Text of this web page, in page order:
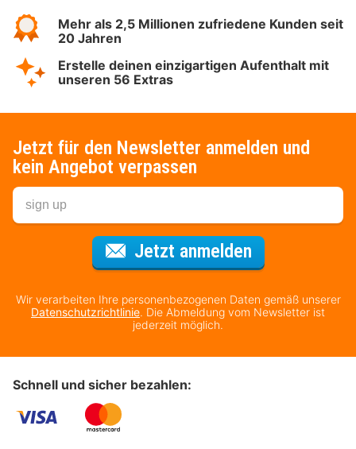
Mehr als 2,5 Millionen zufriedene Kunden seit
20 Jahren
Erstelle deinen einzigartigen Aufenthalt mit
unseren 56 Extras
Jetzt für den Newsletter anmelden und
kein Angebot verpassen
Jetzt anmeldenFür den
Wir verarbeiten Ihre personenbezogenen Daten gemäß unserer
Datenschutzrichtlinie. Die Abmeldung vom Newsletter ist
jederzeit möglich.
Schnell und sicher bezahlen: